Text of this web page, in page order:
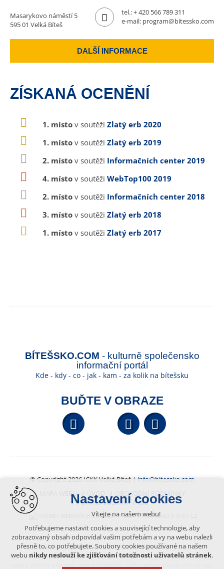
Masarykovo náměstí 5
595 01 Velká Bíteš
tel.:+ 420 566 789 311
e-mail: program@bitessko.com
DALŠÍ INFORMACE
ZÍSKANÁ OCENĚNÍ
1. místo v soutěži Zlatý erb 2020
1. místo v soutěži Zlatý erb 2019
2. místo v soutěži Informačních center 2019
4. místo v soutěži WebTop100 2019
2. místo v soutěži Informačních center 2018
3. místo v soutěži Zlatý erb 2018
1. místo v soutěži Zlatý erb 2017
BÍTEŠSKO.COM - kulturně společensko
informační portál
Kde - kdy - co - jak - kam - za kolik na bítešsku
BUĎTE V OBRAZE
Facebook YouTube
© Copyright 2026 ICKK Velká Bíteš | info@bitessko.com
MAPA WEBU
ÚVOD
OBCHODNÍ PODMÍNKY
PORTÁL OBČANA
GIS
VYTVOŘENO V XART.CZ
Obsah tohoto portálu je chráněn autorským právem, které
vykonává vydavatel. Jakékoliv užití článků a fotografií z této podoby
Nastavení cookies
Vítejte na našem webu!
Potřebujeme nastavit cookies a související technologie, aby
zobrazovaný obsah odpovídal vašim potřebám a vy na webu nalezli
přesně to, co potřebujete. Soubory cookies používané na našem
webu nikdy neslouží ke zjišťování totožnosti uživatelů stránek.